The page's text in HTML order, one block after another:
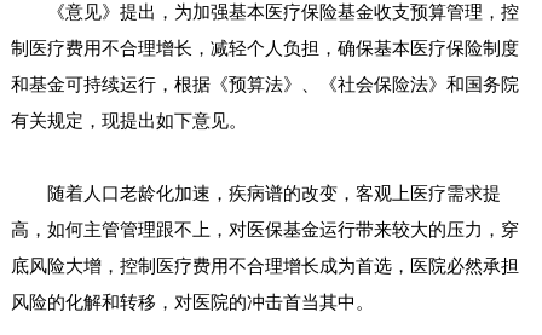
《意见》提出，为加强基本医疗保险基金收支预算管理，控
制医疗费用不合理增长，减轻个人负担，确保基本医疗保险制度
和基金可持续运行，根据《预算法》、《社会保险法》和国务院
有关规定，现提出如下意见。
随着人口老龄化加速，疾病谱的改变，客观上医疗需求提
高，如何主管管理跟不上，对医保基金运行带来较大的压力，穿
底风险大增，控制医疗费用不合理增长成为首选，医院必然承担
风险的化解和转移，对医院的冲击首当其中。